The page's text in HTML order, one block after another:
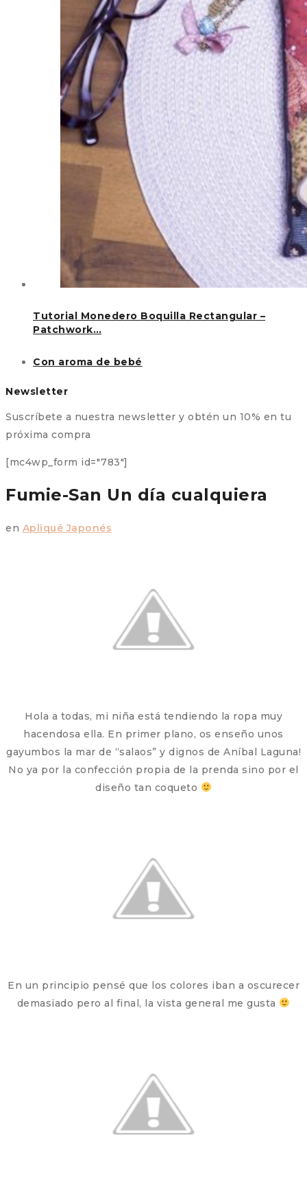
Tutorial Monedero Boquilla Rectangular –
Patchwork…
Con aroma de bebé
Newsletter
Suscríbete a nuestra newsletter y obtén un 10% en tu
próxima compra
[mc4wp_form id="783"]
Fumie-San Un día cualquiera
en Apliqué Japonés
Hola a todas, mi niña está tendiendo la ropa muy
hacendosa ella. En primer plano, os enseño unos
gayumbos la mar de “salaos” y dignos de Aníbal Laguna!
No ya por la confección propia de la prenda sino por el
diseño tan coqueto
En un principio pensé que los colores iban a oscurecer
demasiado pero al final, la vista general me gusta